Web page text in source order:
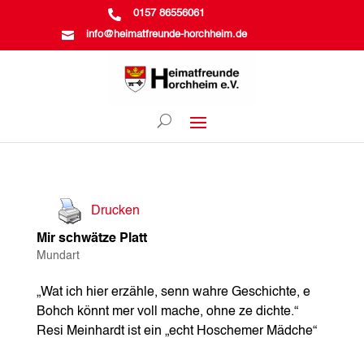
 0157 86556061
 info@heimatfreunde-horchheim.de
Drucken
Mir schwätze Platt
Mundart
„Wat ich hier erzähle, senn wahre Geschichte, e
Bohch könnt mer voll mache, ohne ze dichte.“
Resi Meinhardt ist ein „echt Hoschemer Mädche“